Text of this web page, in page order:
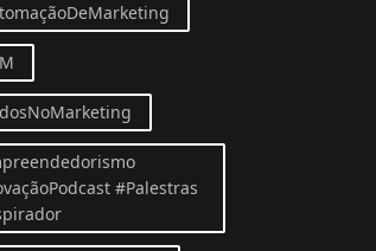
#Palestras